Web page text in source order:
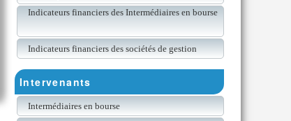
Indicateurs financiers des Intermédiaires en bourse
Indicateurs financiers des sociétés de gestion
Intervenants
Intermédiaires en bourse